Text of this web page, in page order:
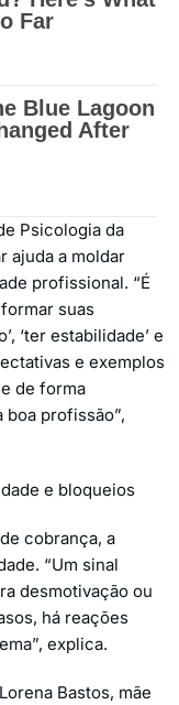
Psicologia da
ajuda a moldar
profissional. “É
suas
‘ter estabilidade’ e
e exemplos
de forma
profissão”,
e bloqueios
cobrança, a
“Um sinal
desmotivação ou
há reações
explica.
Bastos, mãe